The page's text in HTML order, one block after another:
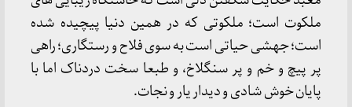
ملکوت است؛ ملکوتی که در همین دنیا پیچیده شده
است؛ جهشی حیاتی است به سوی فلاح و رستگاری؛ راهی
پر پیچ و خم و پر سنگلاخ، و طبعا سخت دردناک اما با
پایان خوش شادی و دیدار یار و نجات.